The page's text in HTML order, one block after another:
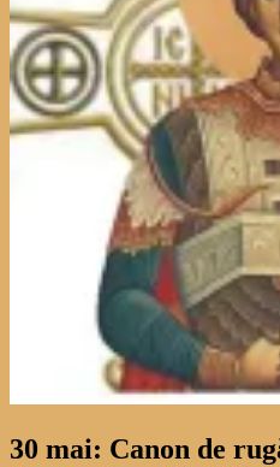
30 mai: Canon de